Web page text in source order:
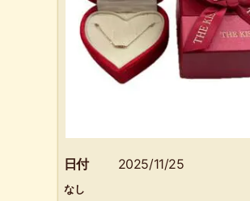
日付 2025/11/25
なし